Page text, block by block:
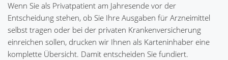
Wenn Sie als Privatpatient am Jahresende vor der
Entscheidung stehen, ob Sie Ihre Ausgaben für Arzneimittel
selbst tragen oder bei der privaten Krankenversicherung
einreichen sollen, drucken wir Ihnen als Karteninhaber eine
komplette Übersicht. Damit entscheiden Sie fundiert.